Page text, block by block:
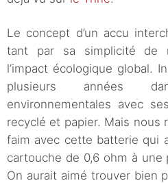
Le concept d’un accu
tant par sa simplicité de
l’impact écologique global.
plusieurs années
environnementales avec
recyclé et papier. Mais nous
faim avec cette batterie qui
cartouche de 0,6 ohm à une
On aurait aimé trouver bien